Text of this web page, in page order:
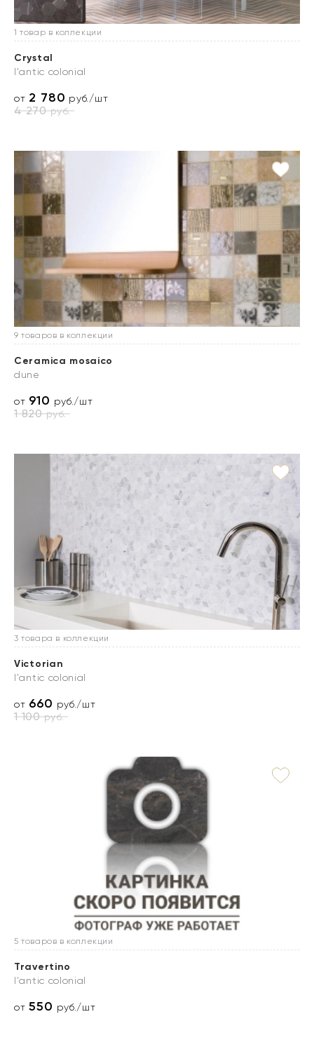
1 товар в коллекции
Crystal
l'antic colonial
от 2 780 руб./шт
4 270руб.
9 товаров в коллекции
Ceramica mosaico
dune
от 910 руб./шт
1 820руб.
3 товара в коллекции
Victorian
l'antic colonial
от 660 руб./шт
1 100руб.
5 товаров в коллекции
Travertino
l'antic colonial
от550 руб./шт